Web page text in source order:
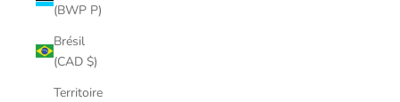
(BWP P)
Brésil
(CAD $)
Territoire